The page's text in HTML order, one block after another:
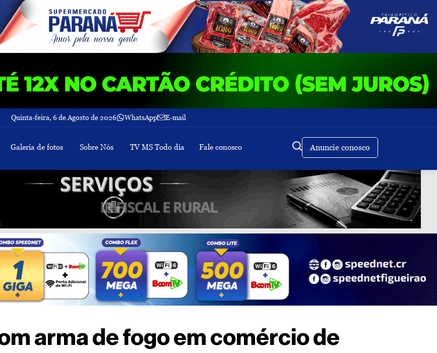
Quinta-feira, 6 de Agosto de 2026 WhatsApp E-mail
Galeria de fotos Sobre Nós TV MS Todo dia Fale conosco Anuncie conosco
Buscar
arma de fogo em comércio de